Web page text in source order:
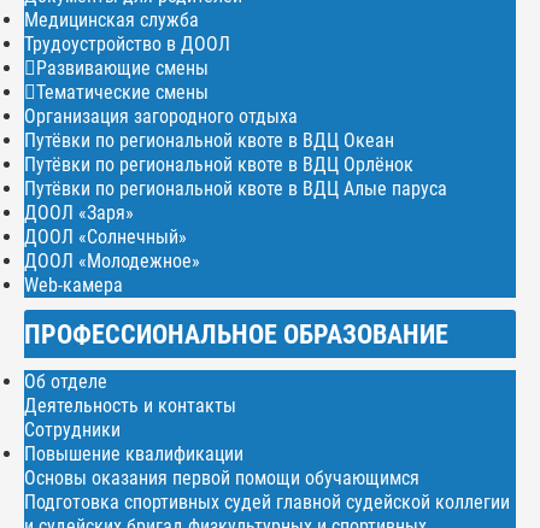
Медицинская служба
Трудоустройство в ДООЛ
Развивающие смены
Тематические смены
Организация загородного отдыха
Путёвки по региональной квоте в ВДЦ Океан
Путёвки по региональной квоте в ВДЦ Орлёнок
Путёвки по региональной квоте в ВДЦ Алые паруса
ДООЛ «Заря»
ДООЛ «Солнечный»
ДООЛ «Молодежное»
Web-камера
ПРОФЕССИОНАЛЬНОЕ ОБРАЗОВАНИЕ
Об отделе
Деятельность и контакты
Сотрудники
Повышение квалификации
Основы оказания первой помощи обучающимся
Подготовка спортивных судей главной судейской коллегии